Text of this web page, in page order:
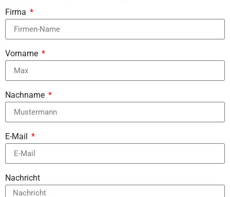
Firma
Vorname
Nachname
E-Mail
Nachricht